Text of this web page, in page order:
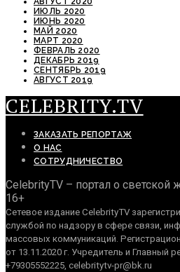
ИЮЛЬ 2020
ИЮНЬ 2020
МАЙ 2020
МАРТ 2020
ФЕВРАЛЬ 2020
ДЕКАБРЬ 2019
СЕНТЯБРЬ 2019
АВГУСТ 2019
CELEBRITY.TV
ЗАКАЗАТЬ РЕПОРТАЖ
О НАС
СОТРУДНИЧЕСТВО
CelebrityTV – портал о светской
16+
Сетевое издание CelebrityTV
службой по надзору в сфере связи,
массовых коммуникаций.
от 13.11.2020 г. Учредитель и Главный
+79305552225, celebritytv-pr@bk.ru